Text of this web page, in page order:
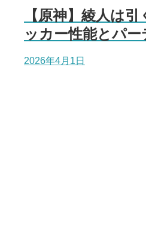
【原神】綾人は
ッカー性能とパ
2026年4月1日